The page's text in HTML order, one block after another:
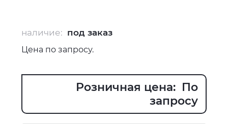
наличие: под заказ
Цена по запросу.
Розничная цена: По
запросу